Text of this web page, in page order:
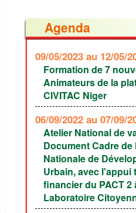
Agenda
09/05/2023 au 12/05/
Formation de 7
Animateurs de la
CIVITAC Niger
06/09/2022 au 07/09/
Atelier National de
Document Cadre
Nationale de
Urbain, avec l'appui
financier du PACT 2
Laboratoire